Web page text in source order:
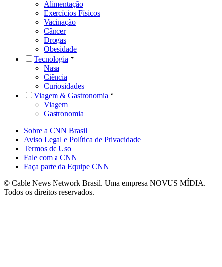
Alimentação
Exercícios Físicos
Vacinação
Câncer
Drogas
Obesidade
Tecnologia
Nasa
Ciência
Curiosidades
Viagem & Gastronomia
Viagem
Gastronomia
Sobre a CNN Brasil
Aviso Legal e Política de Privacidade
Termos de Uso
Fale com a CNN
Faça parte da Equipe CNN
© Cable News Network Brasil. Uma empresa NOVUS MÍDIA.
Todos os direitos reservados.